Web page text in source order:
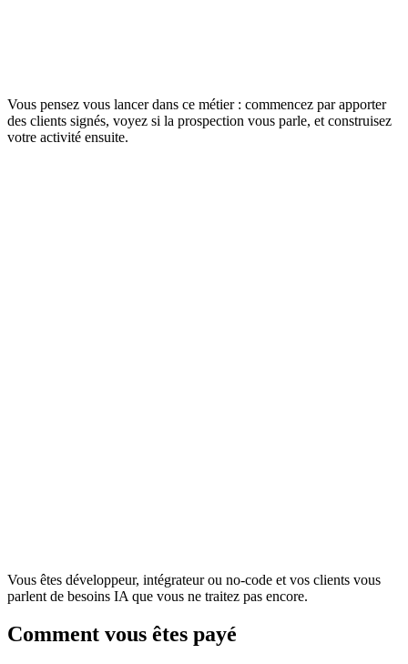
Vous pensez vous lancer dans ce métier : commencez par apporter
des clients signés, voyez si la prospection vous parle, et construisez
votre activité ensuite.
Vous êtes développeur, intégrateur ou no-code et vos clients vous
parlent de besoins IA que vous ne traitez pas encore.
Comment vous êtes payé